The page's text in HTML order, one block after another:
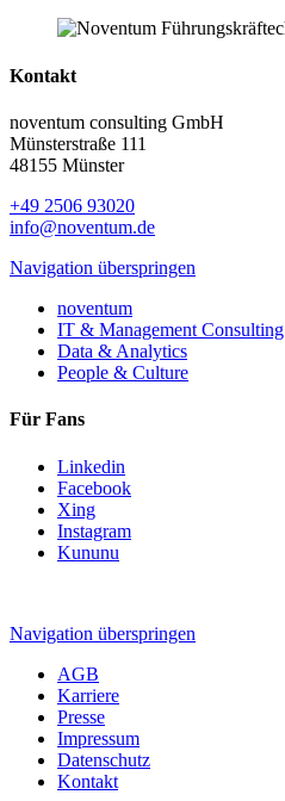
Kontakt
noventum consulting GmbH
Münsterstraße 111
48155 Münster
+49 2506 93020
info@noventum.de
Navigation überspringen
noventum
IT & Management Consulting
Data & Analytics
People & Culture
Für Fans
Linkedin
Facebook
Xing
Instagram
Kununu
Navigation überspringen
AGB
Karriere
Presse
Impressum
Datenschutz
Kontakt